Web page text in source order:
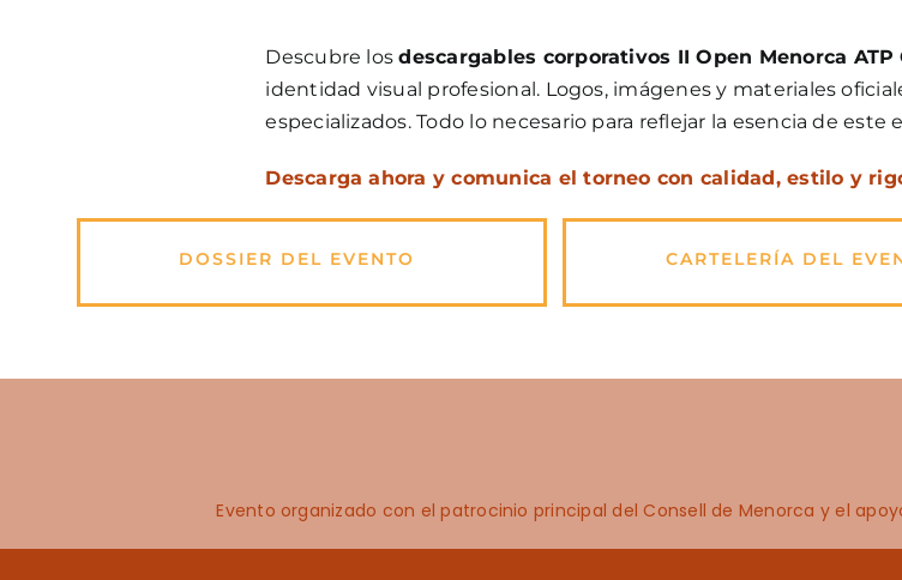
Descubre losdescargables corporativos II Open Menorca ATP
identidad visual profesional. Logos, imágenes y materiales
especializados. Todo lo necesario para reflejar la esencia de
Descarga ahora y comunica el torneo con calidad, estilo y
DOSSIER DEL EVENTO CARTELERÍA DEL
Evento organizado con el patrocinio principal del Consell de Menorca y el